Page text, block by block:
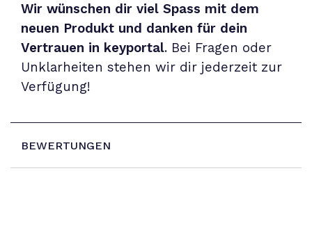
Wir wünschen dir viel Spass mit dem
neuen Produkt und danken für dein
Vertrauen in keyportal. Bei Fragen oder
Unklarheiten stehen wir dir jederzeit zur
Verfügung!
BEWERTUNGEN